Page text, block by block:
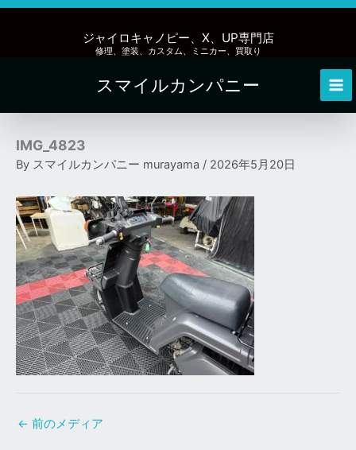
内
ッ
ジャイロキャノピー、X、UP専門店
修理、塗装、カスタム、ミニカー、買取り
スマイルカンパニー
IMG_4823
By スマイルカンパニー murayama / 2026年5月20日
← 前のメディア